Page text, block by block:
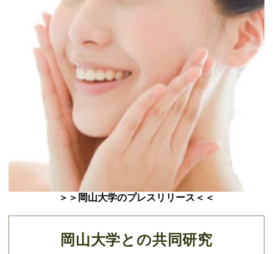
＞＞ 岡山大学のプレスリリース ＜＜
岡山大学との共同研究